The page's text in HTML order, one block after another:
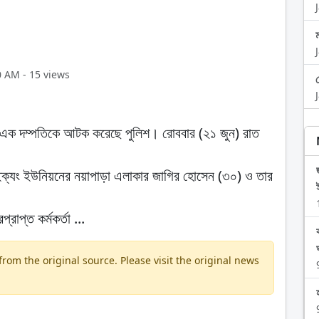
AM - 15 views
এক দম্পতিকে আটক করেছে পুলিশ। রোববার (২১ জুন) রাত
ইউনিয়নের নয়াপাড়া এলাকার জাগির হোসেন (৩০) ও তার
কর্মকর্তা ...
the original source. Please visit the original news